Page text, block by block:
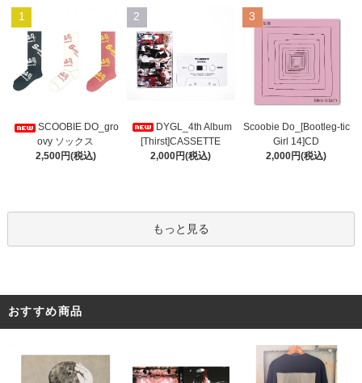
1
SCOOBIE DO_gro
ovy ソックス
2,500円(税込)
2
DYGL_4th Album
[Thirst]CASSETTE
2,000円(税込)
3
Scoobie Do_[Bootleg-tic
Girl 14]CD
2,000円(税込)
もっと見る
おすすめ商品